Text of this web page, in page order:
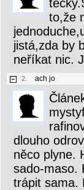
to,že
jistá,zda by
neříkat nic.
2. ach jo
dlouho
něco plyne.
sado-maso.
trápit sama.